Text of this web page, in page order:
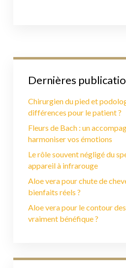
Dernières
Chirurgien du pied et
différences pour le patient ?
Fleurs de Bach : un
harmoniser vos émotions
Le rôle souvent négligé du
appareil à infrarouge
Aloe vera pour chute de
bienfaits réels ?
Aloe vera pour le contour
vraiment bénéfique ?